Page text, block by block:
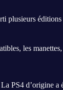
plusieurs
les
PS4 d’origine a